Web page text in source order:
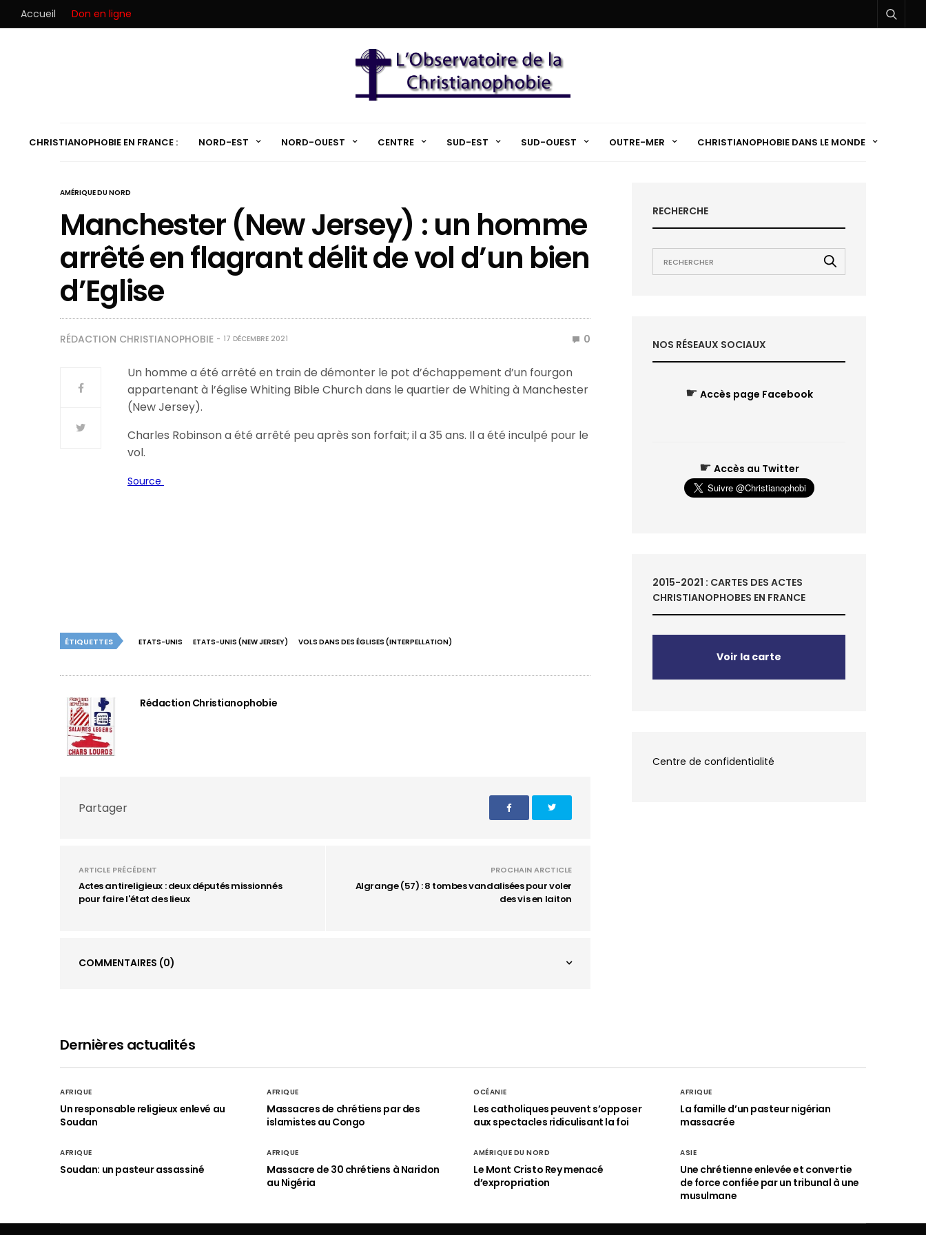
Accueil Don en ligne
CHRISTIANOPHOBIE EN FRANCE : NORD-EST NORD-OUEST CENTRE SUD-EST SUD-OUEST OUTRE-MER CHRISTIANOPHOBIE DANS LE MONDE
AMÉRIQUE DU NORD
Manchester (New Jersey) : un homme
arrêté en flagrant délit de vol d’un bien
d’Eglise
RÉDACTION CHRISTIANOPHOBIE 17 DÉCEMBRE 2021 0
Un homme a été arrêté en train de démonter le pot d’échappement d’un fourgon
appartenant à l’église Whiting Bible Church dans le quartier de Whiting à Manchester
(New Jersey).
Charles Robinson a été arrêté peu après son forfait; il a 35 ans. Il a été inculpé pour le
vol.
Source
ÉTIQUETTES ETATS-UNIS ETATS-UNIS (NEW JERSEY) VOLS DANS DES ÉGLISES (INTERPELLATION)
Rédaction Christianophobie
Partager
ARTICLE PRÉCÉDENT
Actes antireligieux : deux députés missionnés
pour faire l'état des lieux
PROCHAIN ARCTICLE
Algrange (57) : 8 tombes vandalisées pour voler
des vis en laiton
COMMENTAIRES (0)
RECHERCHE
NOS RÉSEAUX SOCIAUX
☛ Accès page Facebook
☛ Accès au Twitter
2015-2021 : CARTES DES ACTES
CHRISTIANOPHOBES EN FRANCE
Voir la carte
Centre de confidentialité
Dernières actualités
AFRIQUE
Un responsable religieux enlevé au
Soudan
AFRIQUE
Massacres de chrétiens par des
islamistes au Congo
OCÉANIE
Les catholiques peuvent s’opposer
aux spectacles ridiculisant la foi
AFRIQUE
La famille d’un pasteur nigérian
massacrée
AFRIQUE
Soudan: un pasteur assassiné
AFRIQUE
Massacre de 30 chrétiens à Naridon
au Nigéria
AMÉRIQUE DU NORD
Le Mont Cristo Rey menacé
d’expropriation
ASIE
Une chrétienne enlevée et convertie
de force confiée par un tribunal à une
musulmane